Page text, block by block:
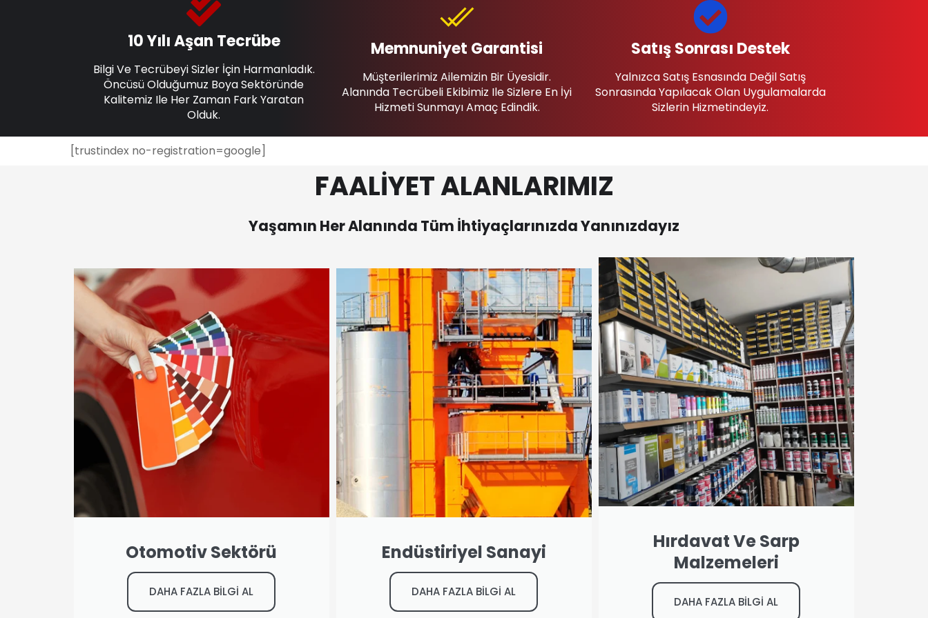
10 Yılı Aşan Tecrübe
Bilgi Ve Tecrübeyi Sizler İçin Harmanladık.
Öncüsü Olduğumuz Boya Sektöründe
Kalitemiz Ile Her Zaman Fark Yaratan
Olduk.
Memnuniyet Garantisi
Müşterilerimiz Ailemizin Bir Üyesidir.
Alanında Tecrübeli Ekibimiz Ile Sizlere En İyi
Hizmeti Sunmayı Amaç Edindik.
Satış Sonrası Destek
Yalnızca Satış Esnasında Değil Satış
Sonrasında Yapılacak Olan Uygulamalarda
Sizlerin Hizmetindeyiz.
[trustindex no-registration=google]
FAALİYET ALANLARIMIZ
Yaşamın Her Alanında Tüm İhtiyaçlarınızda Yanınızdayız
Otomotiv Sektörü
DAHA FAZLA BİLGİ AL
Endüstiriyel Sanayi
DAHA FAZLA BİLGİ AL
Hırdavat Ve Sarp
Malzemeleri
DAHA FAZLA BİLGİ AL